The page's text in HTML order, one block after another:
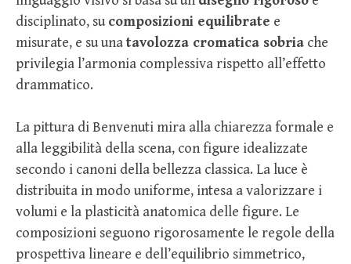
disciplinato, sucomposizioni equilibrate e
misurate, e su unatavolozza cromatica sobria che
privilegia l’armonia complessiva rispetto all’effetto
drammatico.
La pittura di Benvenuti mira alla chiarezza formale e
alla leggibilità della scena, con figure idealizzate
secondo i canoni della bellezza classica. La luce è
distribuita in modo uniforme, intesa a valorizzare i
volumi e la plasticità anatomica delle figure. Le
composizioni seguono rigorosamente le regole della
prospettiva lineare e dell’equilibrio simmetrico,